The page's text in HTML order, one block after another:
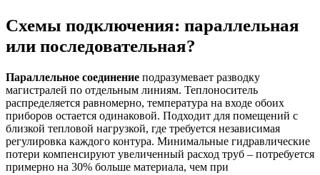
Схемы подключения: параллельная
или последовательная?
Параллельное соединение подразумевает разводку
магистралей по отдельным линиям. Теплоноситель
распределяется равномерно, температура на входе обоих
приборов остается одинаковой. Подходит для помещений с
близкой тепловой нагрузкой, где требуется независимая
регулировка каждого контура. Минимальные гидравлические
потери компенсируют увеличенный расход труб – потребуется
примерно на 30% больше материала, чем при